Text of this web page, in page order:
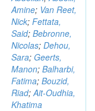
Amine; Van Reet,
Nick; Fettata,
Said; Bebronne,
Nicolas; Dehou,
Sara; Geerts,
Manon; Balharbi,
Fatima; Bouzid,
Riad;Ait-Oudhia,
Khatima